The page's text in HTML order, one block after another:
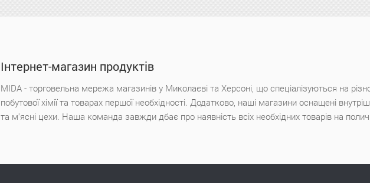
Інтернет-магазин продуктів
MIDA - торговельна мережа магазинів у Миколаєві та Херсоні, що спеціалізуються на
побутової хімії та товарах першої необхідності. Додатково, наші магазини оснащені
та м'ясні цехи. Наша команда завжди дбає про наявність всіх необхідних товарів на